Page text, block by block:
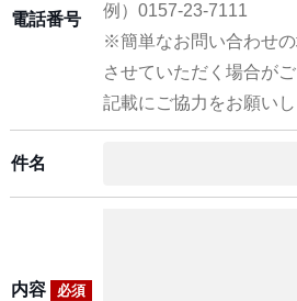
電話番号
例）0157-23-7111
※簡単なお問い合わせ
させていただく場合が
記載にご協力をお願い
件名
内容 必須